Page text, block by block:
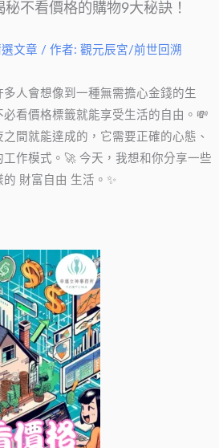
不看價格的購物9大秘訣！
文章 / 作者: 觀元辰宮/前世回溯
人會想像到一種無需擔心金錢的生
看價格標籤就能享受生活的自由。💸
間就能達成的，它需要正確的心態、
作模式。🚀 今天，我想和你分享一些
財富自由 生活。✨